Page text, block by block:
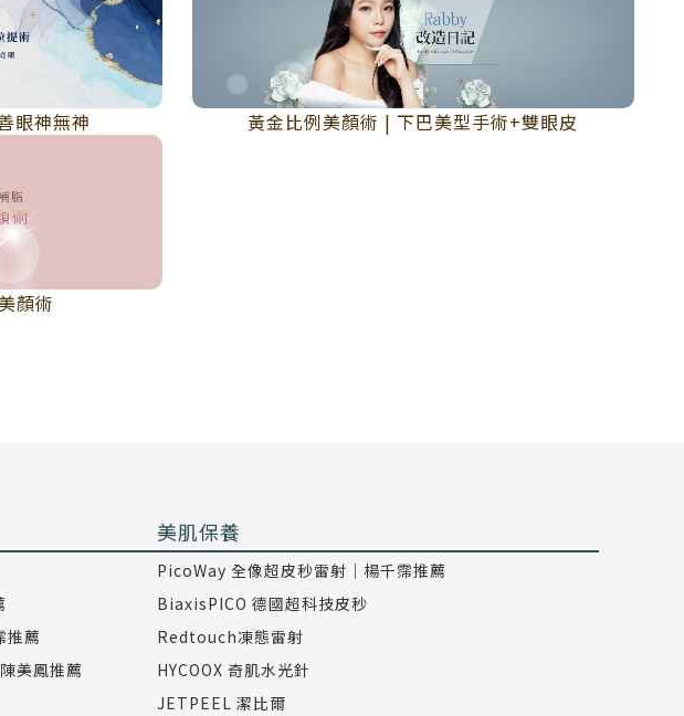
眼神無神 黃金比例美顏術 | 下巴美型手術+雙眼皮
顏術
推薦
美鳳推薦
美肌保養
PicoWay 全像超皮秒雷射｜楊千霈推薦
BiaxisPICO 德國超科技皮秒
Redtouch凍態雷射
HYCOOX 奇肌水光針
JETPEEL 潔比爾